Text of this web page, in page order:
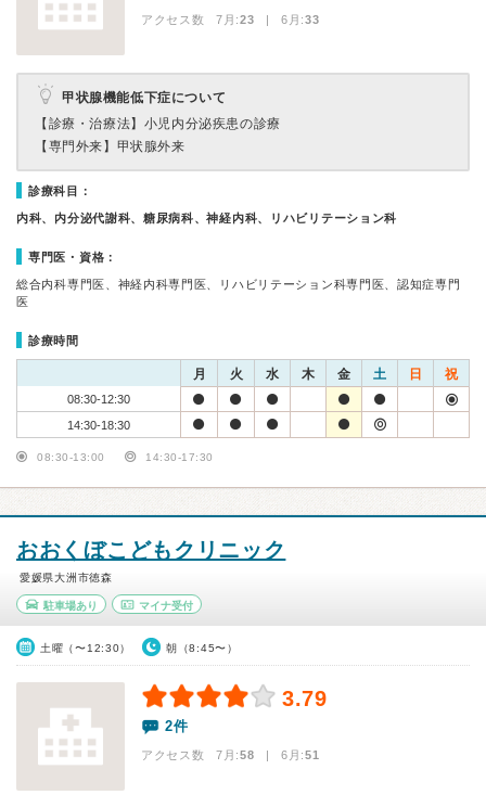
アクセス数 7月:23 | 6月:33
甲状腺機能低下症について
【診療・治療法】 小児内分泌疾患の診療
【専門外来】 甲状腺外来
診療科目：
内科、内分泌代謝科、糖尿病科、神経内科、リハビリテーション科
専門医・資格：
総合内科専門医、神経内科専門医、リハビリテーション科専門医、認知症専門
医
診療時間
月 火 水 木 金 土 日 祝
08:30-12:30
14:30-18:30
08:30-13:00 14:30-17:30
おおくぼこどもクリニック
愛媛県大洲市徳森
駐車場あり マイナ受付
土曜（〜12:30） 朝（8:45〜）
3.79
2件
アクセス数 7月:58 | 6月:51